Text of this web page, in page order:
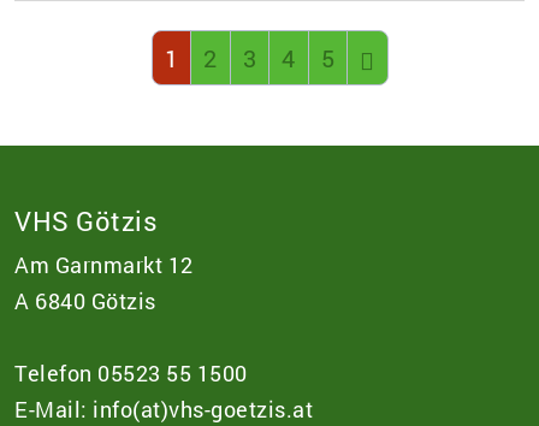
1 2 3 4 5
VHS Götzis
Am Garnmarkt 12
A 6840 Götzis
Telefon 05523 55 1500
E-Mail: info(at)vhs-goetzis.at